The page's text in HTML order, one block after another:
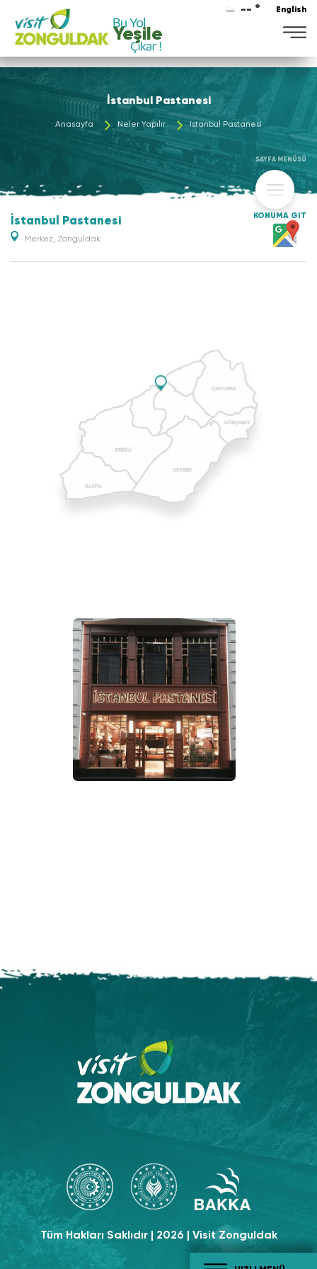
-- ° English
Yeşile
İstanbul Pastanesi
Anasayfa Neler Yapılır İstanbul Pastanesi
SAYFA MENÜSÜ
İstanbul Pastanesi
Merkez, Zonguldak
KONUMA GİT
Tüm Hakları Saklıdır | 2026 | Visit Zonguldak